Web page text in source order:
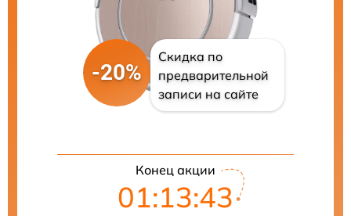
-20%
Скидка по
предварительной
записи на сайте
Конец акции
01:13:43